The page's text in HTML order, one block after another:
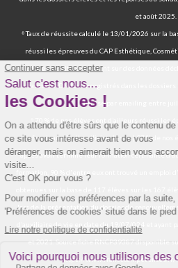
et août 2025.
⁸ Taux de réussite calculé le 13/01/2026 sur la
réussi les épreuves du CAP Esthétique,
2025. Ces résultats reposent sur des données
statuts « ADMIS » enregistrés dans les dossiers
diffusé par emailing entre
⁹ 70 % de nos élèves ont d’ailleurs réussi
professionnelle d’auxiliaire de vie. | 97 % de nos
après avoir terminé leur formation certifiante
lors de la présentation du dossier de
d’auxiliaire de vie en date du 19/07/024 et ayant
et 2021. Source fiche RNCP39387 disponible
https://www.francecompetences.fr/